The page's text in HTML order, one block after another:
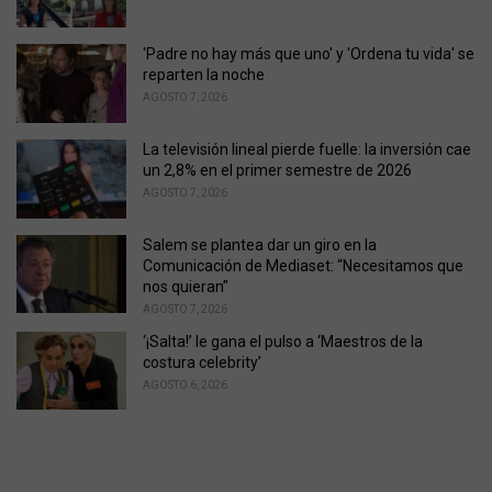
e
:
'Padre no hay más que uno' y 'Ordena tu vida' se
reparten la noche
AGOSTO 7, 2026
La televisión lineal pierde fuelle: la inversión cae
un 2,8% en el primer semestre de 2026
AGOSTO 7, 2026
Salem se plantea dar un giro en la
Comunicación de Mediaset: “Necesitamos que
nos quieran”
AGOSTO 7, 2026
‘¡Salta!’ le gana el pulso a ‘Maestros de la
costura celebrity’
AGOSTO 6, 2026